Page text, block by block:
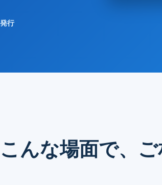
行
んな場面で、